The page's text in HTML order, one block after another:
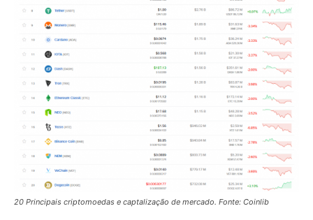
20 Principais criptomoedas e captalização de mercado. Fonte: Coinlib